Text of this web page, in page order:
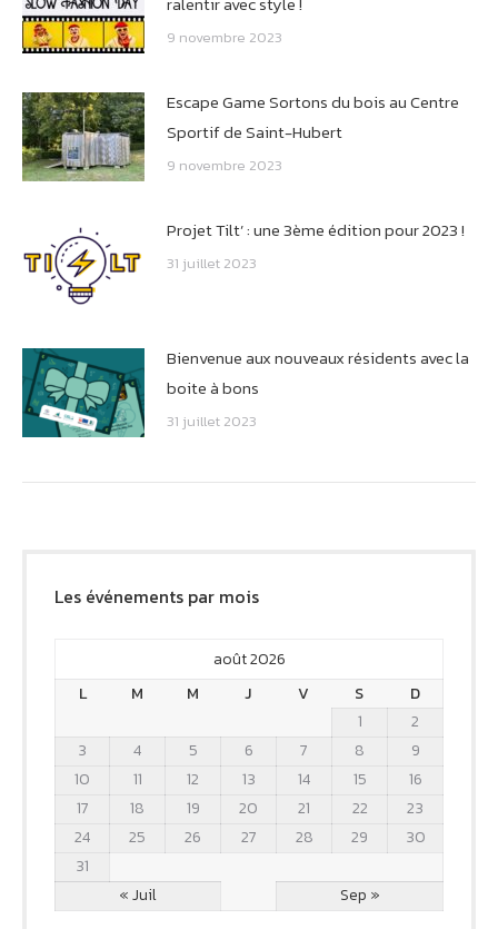
9 novembre 2023
Escape Game Sortons du bois au Centre
Sportif de Saint-Hubert
9 novembre 2023
Projet Tilt’ : une 3ème édition pour 2023 !
31 juillet 2023
Bienvenue aux nouveaux résidents avec la
boite à bons
31 juillet 2023
Les événements par mois
août 2026
L
M M J V S
D
1
2
3
4 5 6 7 8
9
10
11 12 13 14 15
16
17
18 19 20 21 22
23
24
25 26 27 28 29
30
31
« Juil
Sep »